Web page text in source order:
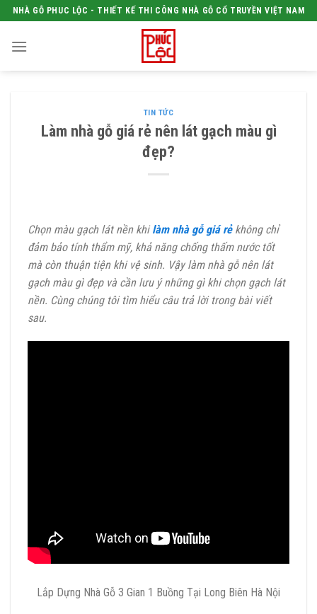
Skip
to
content
NHÀ GỖ PHUC LỘC - THIẾT KẾ THI CÔNG NHÀ GỖ CỔ TRUYỀN VIỆT NAM
TIN TỨC
Làm nhà gỗ giá rẻ nên lát gạch màu gì
đẹp?
Chọn màu gạch lát nền khi làm nhà gỗ giá rẻ không chỉ
đảm bảo tính thẩm mỹ, khả năng chống thấm nước tốt
mà còn thuận tiện khi vệ sinh. Vậy làm nhà gỗ nên lát
gạch màu gì đẹp và cần lưu ý những gì khi chọn gạch lát
nền. Cùng chúng tôi tìm hiểu câu trả lời trong bài viết
sau.
Lắp Dựng Nhà Gỗ 3 Gian 1 Buồng Tại Long Biên Hà Nội